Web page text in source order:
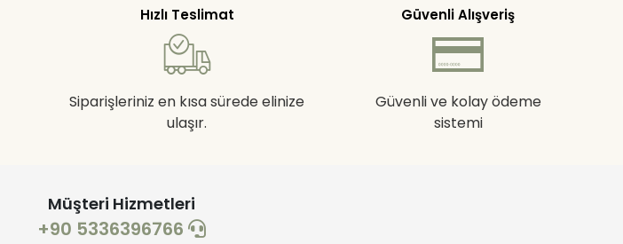
Hızlı Teslimat
Siparişleriniz en kısa sürede elinize
ulaşır.
Güvenli Alışveriş
Güvenli ve kolay ödeme
sistemi
Müşteri Hizmetleri
+90 5336396766